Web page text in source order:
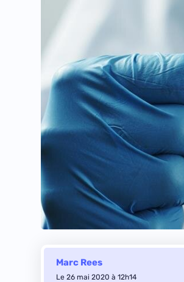
Marc Rees
Le 26 mai 2020 à 12h14